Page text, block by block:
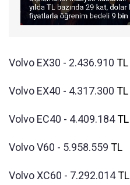
Volvo EX30 - 2.436.910 TL
Volvo EX40 - 4.317.300 TL
Volvo EC40 - 4.409.184TL
Volvo V60 - 5.958.559 TL
Volvo XC60 - 7.292.014TL